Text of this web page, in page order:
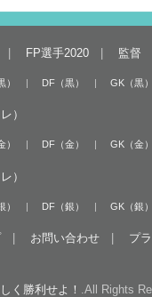
FP選手2020 監督
） DF（黒） GK（黒）
）
） DF（金） GK（金）
）
） DF（銀） GK（銀）
お問い合わせ プ
く勝利せよ！ .All Rights